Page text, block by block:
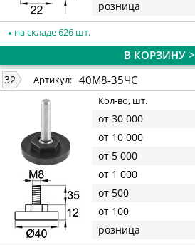
розница
на складе 626 шт.
В КОРЗИНУ >
32 Артикул: 40М8-35ЧС
Кол-во, шт.
от 30 000
от 10 000
от 5 000
от 1 000
от 500
от 100
розница